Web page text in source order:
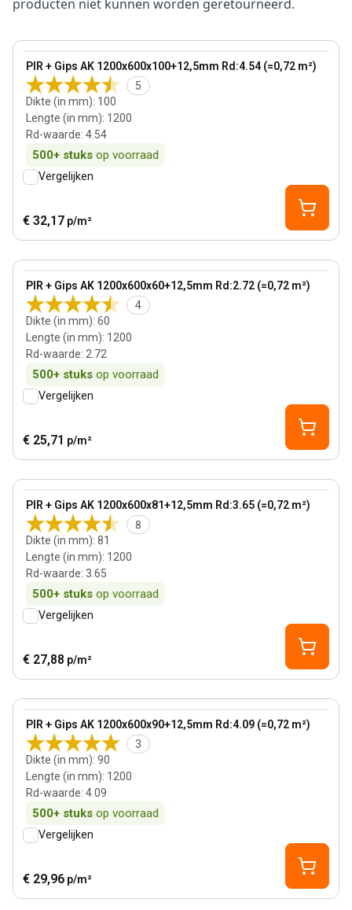
producten niet kunnen worden geretourneerd.
PIR + Gips AK 1200x600x100+12,5mm Rd:4.54 (=0,72 m²)
5
Dikte (in mm): 100
Lengte (in mm): 1200
Rd-waarde: 4.54
500+ stuks op voorraad
View product
Vergelijken
€ 32,17 p/m²
PIR + Gips AK 1200x600x60+12,5mm Rd:2.72 (=0,72 m²)
4
Dikte (in mm): 60
Lengte (in mm): 1200
Rd-waarde: 2.72
500+ stuks op voorraad
View product
Vergelijken
€ 25,71 p/m²
PIR + Gips AK 1200x600x81+12,5mm Rd:3.65 (=0,72 m²)
8
Dikte (in mm): 81
Lengte (in mm): 1200
Rd-waarde: 3.65
500+ stuks op voorraad
View product
Vergelijken
€ 27,88 p/m²
PIR + Gips AK 1200x600x90+12,5mm Rd:4.09 (=0,72 m²)
3
Dikte (in mm): 90
Lengte (in mm): 1200
Rd-waarde: 4.09
500+ stuks op voorraad
View product
Vergelijken
€ 29,96 p/m²